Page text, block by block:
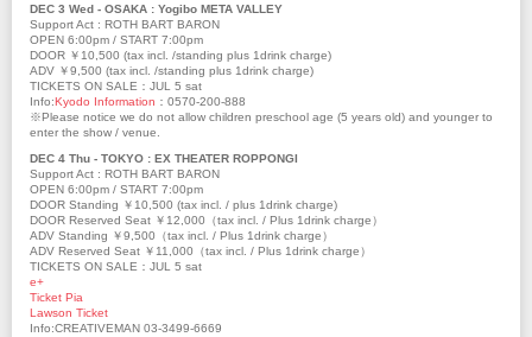
DEC 3 Wed - OSAKA : Yogibo META VALLEY
Support Act : ROTH BART BARON
OPEN 6:00pm / START 7:00pm
DOOR ￥10,500 (tax incl. /standing plus 1drink charge)
ADV ￥9,500 (tax incl. /standing plus 1drink charge)
TICKETS ON SALE：JUL 5 sat
Info:Kyodo Information ：0570-200-888
※Please notice we do not allow children preschool age (5 years old) and younger to
enter the show / venue.
DEC 4 Thu - TOKYO : EX THEATER ROPPONGI
Support Act : ROTH BART BARON
OPEN 6:00pm / START 7:00pm
DOOR Standing ￥10,500 (tax incl. / plus 1drink charge)
DOOR Reserved Seat ￥12,000（tax incl. / Plus 1drink charge）
ADV Standing ￥9,500（tax incl. / Plus 1drink charge）
ADV Reserved Seat ￥11,000（tax incl. / Plus 1drink charge）
TICKETS ON SALE：JUL 5 sat
e+
Ticket Pia
Lawson Ticket
Info:CREATIVEMAN 03-3499-6669